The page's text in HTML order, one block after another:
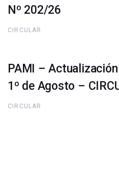
Nº 202/26
CIRCULAR
PAMI –
1º de Agosto –
CIRCULAR